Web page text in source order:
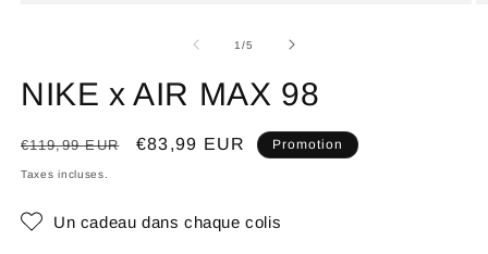
1/de
5
NIKE x AIR MAX 98
Prix
habituel
€119,99 EUR
Prix
€83,99 EUR Promotion
Taxes incluses.
Un cadeau dans chaque colis